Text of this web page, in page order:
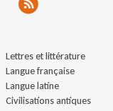
Lettres et littérature
Langue française
Langue latine
Civilisations antiques